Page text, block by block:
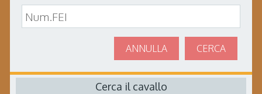
CERCA
ANNULLA
Cerca il cavallo